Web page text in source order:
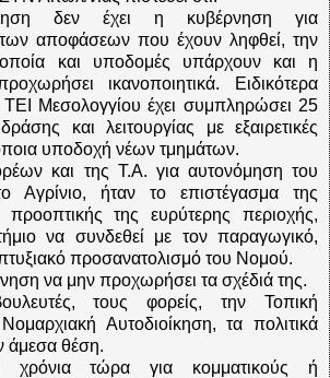
δεν έχει η κυβέρνηση για
των αποφάσεων που έχουν ληφθεί, την
και υποδομές υπάρχουν και η
ικανοποιητικά. Ειδικότερα
ΤΕΙ Μεσολογγίου έχει συμπληρώσει 25
και λειτουργίας με εξαιρετικές
υποδοχή νέων τμημάτων.
και της Τ.Α. για αυτονόμηση του
Αγρίνιο, ήταν το επιστέγασμα της
προοπτικής της ευρύτερης περιοχής,
να συνδεθεί με τον παραγωγικό,
προσανατολισμό του Νομού.
να μην προχωρήσει τα σχέδιά της.
τους φορείς, την Τοπική
Αυτοδιοίκηση, τα πολιτικά
άμεσα θέση.
χρόνια τώρα για κομματικούς ή